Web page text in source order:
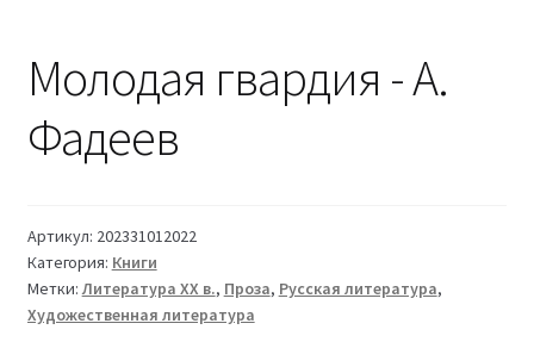
Молодая гвардия - А.
Фадеев
Артикул: 202331012022
Категория: Книги
Метки:Литература XX в., Проза, Русская литература,
Художественная литература